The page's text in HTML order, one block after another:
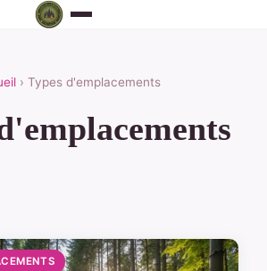
› Types d'emplacements